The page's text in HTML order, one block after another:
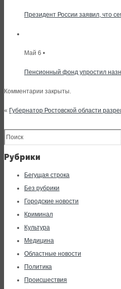
Президент России заявил, что
Май 6 •
Пенсионный фонд упростил
Комментарии закрыты.
« Губернатор Ростовской области
Рубрики
Бегущая строка
Без рубрики
Городские новости
Криминал
Культура
Медицина
Областные новости
Политика
Происшествия